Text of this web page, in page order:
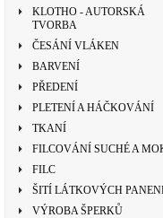
KLOTHO - AUTORSKÁ
TVORBA
ČESÁNÍ VLÁKEN
BARVENÍ
PŘEDENÍ
PLETENÍ A HÁČKOVÁNÍ
TKANÍ
FILCOVÁNÍ SUCHÉ A
FILC
ŠITÍ LÁTKOVÝCH
VÝROBA ŠPERKŮ